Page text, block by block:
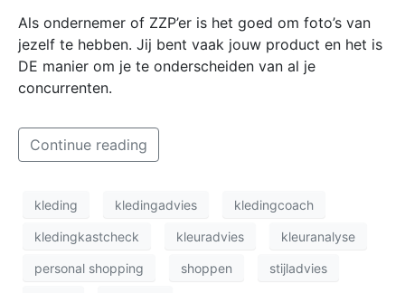
Als ondernemer of ZZP’er is het goed om foto’s van
jezelf te hebben. Jij bent vaak jouw product en het is
DE manier om je te onderscheiden van al je
concurrenten.
Continue reading
kleding kledingadvies kledingcoach
kledingkastcheck kleuradvies kleuranalyse
personal shopping shoppen stijladvies